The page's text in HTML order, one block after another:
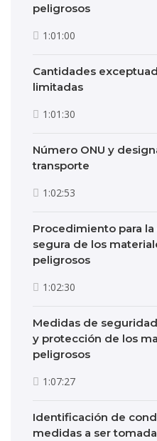
peligrosos
1:01:00
Cantidades
limitadas
1:01:30
Número ONU y
transporte
1:02:53
Procedimiento para
segura de los
peligrosos
1:02:30
Medidas de
y protección de los
peligrosos
1:07:27
Identificación de
medidas a ser